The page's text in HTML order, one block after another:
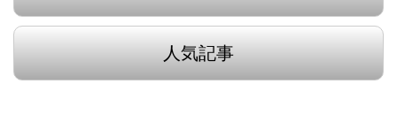
人気記事